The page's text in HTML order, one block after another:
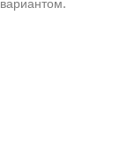
вариантом.